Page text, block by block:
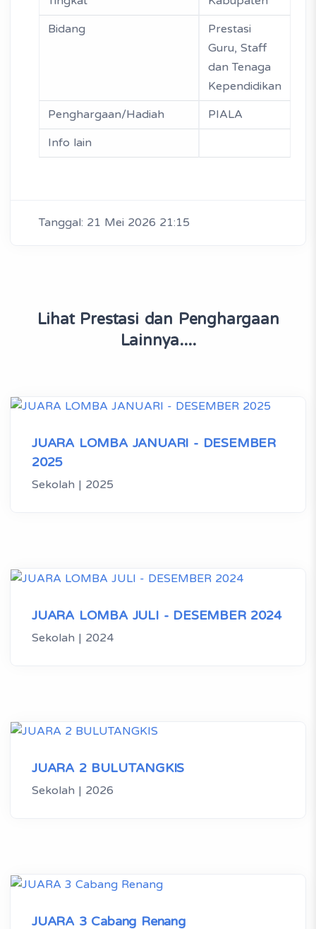
Bidang
Prestasi
Guru, Staff
dan Tenaga
Kependidikan
Penghargaan/Hadiah
PIALA
Info lain
Tanggal: 21 Mei 2026 21:15
Lihat Prestasi dan Penghargaan
Lainnya....
JUARA LOMBA JANUARI - DESEMBER
2025
Sekolah | 2025
JUARA LOMBA JULI - DESEMBER 2024
Sekolah | 2024
JUARA 2 BULUTANGKIS
Sekolah | 2026
JUARA 3 Cabang Renang